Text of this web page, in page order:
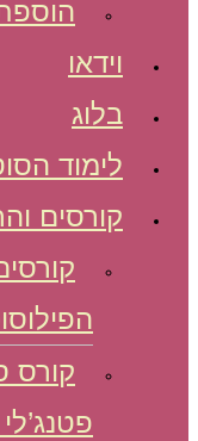
וידאו
בלוג
לימוד
קורסים
קורס